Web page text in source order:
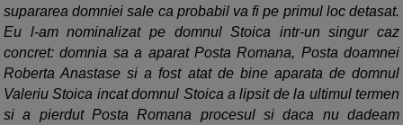
supararea domniei sale ca probabil va fi pe primul loc detasat.
Eu l-am nominalizat pe domnul Stoica intr-un singur caz
concret: domnia sa a aparat Posta Romana, Posta doamnei
Roberta Anastase si a fost atat de bine aparata de domnul
Valeriu Stoica incat domnul Stoica a lipsit de la ultimul termen
si a pierdut Posta Romana procesul si daca nu dadeam